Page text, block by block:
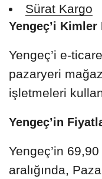
Sürat Kargo
Yengeç’i
Yengeç’i e-
pazaryeri
işletmeleri
Yengeç’in
Yengeç’in
aralığında,